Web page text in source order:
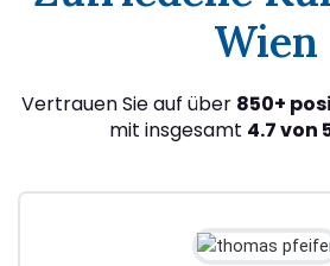
Wien
Vertrauen Sie auf über 850+
mit insgesamt 4.7 von